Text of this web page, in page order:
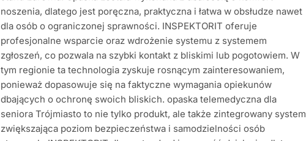
noszenia, dlatego jest poręczna, praktyczna i łatwa w obsłudze nawet
dla osób o ograniczonej sprawności. INSPEKTORIT oferuje
profesjonalne wsparcie oraz wdrożenie systemu z systemem
zgłoszeń, co pozwala na szybki kontakt z bliskimi lub pogotowiem. W
tym regionie ta technologia zyskuje rosnącym zainteresowaniem,
ponieważ dopasowuje się na faktyczne wymagania opiekunów
dbających o ochronę swoich bliskich. opaska telemedyczna dla
seniora Trójmiasto to nie tylko produkt, ale także zintegrowany system
zwiększająca poziom bezpieczeństwa i samodzielności osób